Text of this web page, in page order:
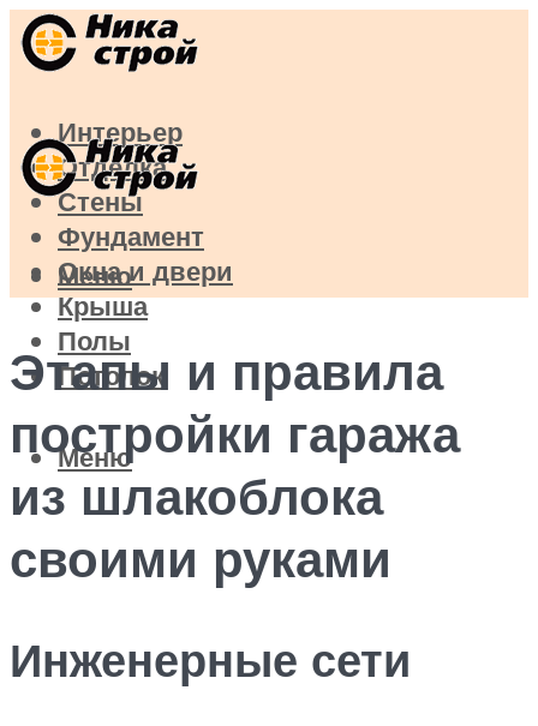
Интерьер
Отделка
Стены
Фундамент
Окна и двери
Крыша
Полы
Потолок
Меню
Меню
Этапы и правила
постройки гаража
из шлакоблока
своими руками
Инженерные сети